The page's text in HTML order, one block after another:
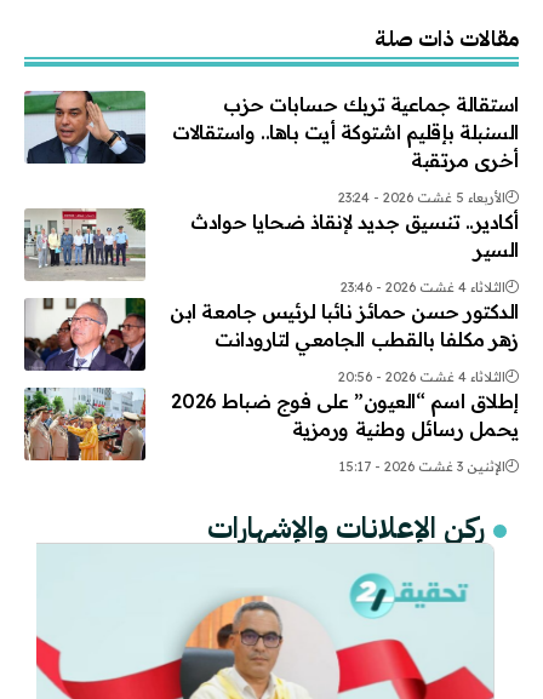
مقالات ذات صلة
استقالة جماعية تربك حسابات حزب
السنبلة بإقليم اشتوكة أيت باها.. واستقالات
أخرى مرتقبة
الأربعاء 5 غشت 2026 - 23:24
أكادير.. تنسيق جديد لإنقاذ ضحايا حوادث
السير
الثلاثاء 4 غشت 2026 - 23:46
الدكتور حسن حمائز نائبا لرئيس جامعة ابن
زهر مكلفا بالقطب الجامعي لتارودانت
الثلاثاء 4 غشت 2026 - 20:56
إطلاق اسم “العيون” على فوج ضباط 2026
يحمل رسائل وطنية ورمزية
الإثنين 3 غشت 2026 - 15:17
ركن الإعلانات والإشهارات